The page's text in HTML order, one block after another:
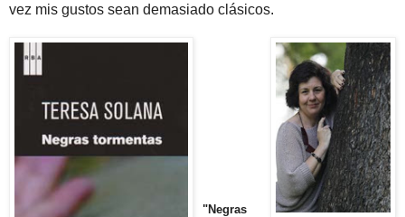
vez mis gustos sean demasiado clásicos.
"Negras